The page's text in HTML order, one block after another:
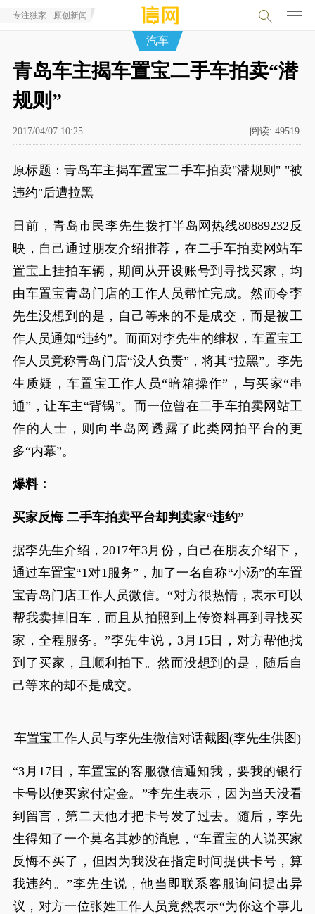
专注独家 · 原创新闻
汽车
青岛车主揭车置宝二手车拍卖“潜
规则”
2017/04/07 10:25 阅读: 49519
原标题：青岛车主揭车置宝二手车拍卖"潜规则" "被
违约"后遭拉黑
日前，青岛市民李先生拨打半岛网热线80889232反
映，自己通过朋友介绍推荐，在二手车拍卖网站车
置宝上挂拍车辆，期间从开设账号到寻找买家，均
由车置宝青岛门店的工作人员帮忙完成。然而令李
先生没想到的是，自己等来的不是成交，而是被工
作人员通知“违约”。而面对李先生的维权，车置宝工
作人员竟称青岛门店“没人负责”，将其“拉黑”。李先
生质疑，车置宝工作人员“暗箱操作”，与买家“串
通”，让车主“背锅”。而一位曾在二手车拍卖网站工
作的人士，则向半岛网透露了此类网拍平台的更
多“内幕”。
爆料：
买家反悔 二手车拍卖平台却判卖家“违约”
据李先生介绍，2017年3月份，自己在朋友介绍下，
通过车置宝“1对1服务”，加了一名自称“小汤”的车置
宝青岛门店工作人员微信。“对方很热情，表示可以
帮我卖掉旧车，而且从拍照到上传资料再到寻找买
家，全程服务。”李先生说，3月15日，对方帮他找
到了买家，且顺利拍下。然而没想到的是，随后自
己等来的却不是成交。
车置宝工作人员与李先生微信对话截图(李先生供图)
“3月17日，车置宝的客服微信通知我，要我的银行
卡号以便买家付定金。”李先生表示，因为当天没看
到留言，第二天他才把卡号发了过去。随后，李先
生得知了一个莫名其妙的消息，“车置宝的人说买家
反悔不买了，但因为我没在指定时间提供卡号，算
我违约。”李先生说，他当即联系客服询问提出异
议，对方一位张姓工作人员竟然表示“为你这个事儿